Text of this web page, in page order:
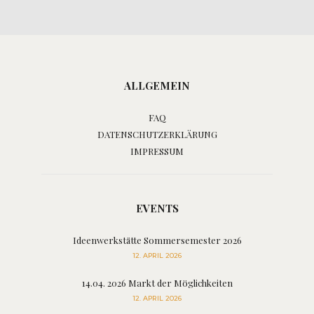
ALLGEMEIN
FAQ
DATENSCHUTZERKLÄRUNG
IMPRESSUM
EVENTS
Ideenwerkstätte Sommersemester 2026
12. APRIL 2026
14.04. 2026 Markt der Möglichkeiten
12. APRIL 2026